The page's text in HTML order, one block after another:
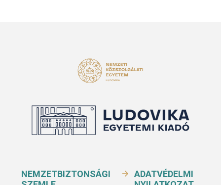
NEMZETBIZTONSÁGI
ADATVÉDELMI